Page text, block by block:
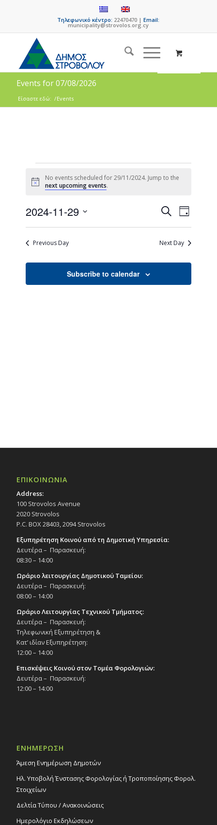
Τηλεφωνικό κέντρο: 22470470 |Email:
municipality@strovolos.org.cy
Events for 07/08/2026
Είσαστε εδώ: /Events
Notice
No events scheduled for 29/11/2024. Jump to the
next upcoming events.
Events
Search
and
SearchEvent
Views
Day
2024-11-29
Previous Day
Next Day
Subscribe to calendar
ΕΠΙΚΟΙΝΩΝΙΑ
Address:
100 Strovolos Avenue
2020 Strovolos
P.C. BOX 28403, 2094 Strovolos
Εξυπηρέτηση Κοινού από τη Δημοτική Υπηρεσία:
Δευτέρα – Παρασκευή:
08:30 – 14:00
Ωράριο λειτουργίας Δημοτικού Ταμείου:
Δευτέρα – Παρασκευή:
08:00 – 14:00
Ωράριο Λειτουργίας Τεχνικού Τμήματος:
Δευτέρα – Παρασκευή:
Τηλεφωνική Εξυπηρέτηση &
Κατ’ ιδίαν Εξυπηρέτηση:
12:00 – 14:00
Επισκέψεις Κοινού στον Τομέα Φορολογιών:
Δευτέρα – Παρασκευή:
12:00 – 14:00
ΕΝΗΜΕΡΩΣΗ
Άμεση Ενημέρωση Δημοτών
Ηλ. Υποβολή Ένστασης Φορολογίας ή Τροποποίησης Φορολ.
Στοιχείων
Δελτία Τύπου / Ανακοινώσεις
Ημερολόγιο Εκδηλώσεων